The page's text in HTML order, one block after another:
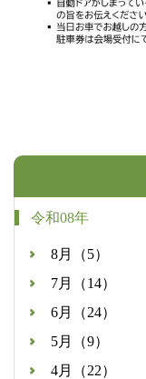
令和08年
8月（5）
7月（14）
6月（24）
5月（9）
4月（22）